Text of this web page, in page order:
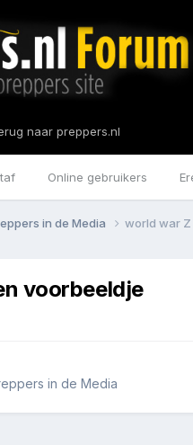
Online gebruikers
naar preppers.nl
in de Media world war Z
voorbeeldje
in de Media